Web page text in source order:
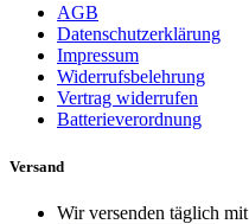
AGB
Datenschutzerklärung
Impressum
Widerrufsbelehrung
Vertrag widerrufen
Batterieverordnung
Versand
Wir versenden täglich mit